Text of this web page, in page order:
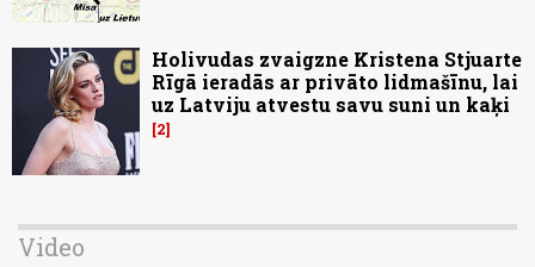
Holivudas zvaigzne Kristena Stjuarte
Rīgā ieradās ar privāto lidmašīnu, lai
uz Latviju atvestu savu suni un kaķi
2
Video